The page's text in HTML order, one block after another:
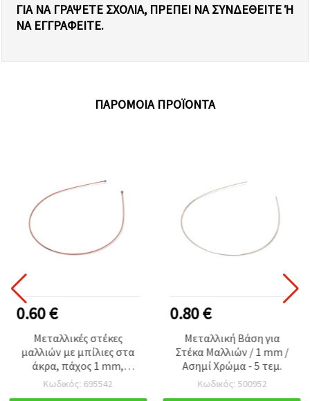
ΓΙΑ ΝΑ ΓΡΆΨΕΤΕ ΣΧΌΛΙΑ, ΠΡΈΠΕΙ ΝΑ ΣΥΝΔΕΘΕΊΤΕ Ή Ν
Α ΕΓΓΡΑΦΕΊΤΕ.
ΠΑΡΌΜΟΙΑ ΠΡΟΪΌΝΤΑ
0.60 €
Μεταλλικές στέκες
μαλλιών με μπίλιες στα
άκρα, πάχος 1 mm,
χρώμα χαλκού - σετ 5
τεμ.
Κωδικός: 695542
0.80 €
Μεταλλική Βάση για
Στέκα Μαλλιών / 1 mm /
Ασημί Χρώμα - 5 τεμ.
Κωδικός: 500952